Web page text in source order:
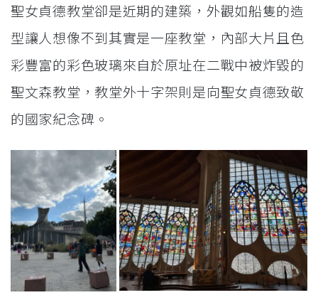
聖女貞德教堂卻是近期的建築，外觀如船隻的造
型讓人想像不到其實是一座教堂，內部大片且色
彩豐富的彩色玻璃來自於原址在二戰中被炸毀的
聖文森教堂，教堂外十字架則是向聖女貞德致敬
的國家紀念碑。